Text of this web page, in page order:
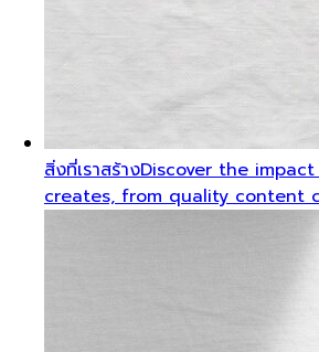
สิ่งที่เราสร้างDiscover the
creates, from quality content